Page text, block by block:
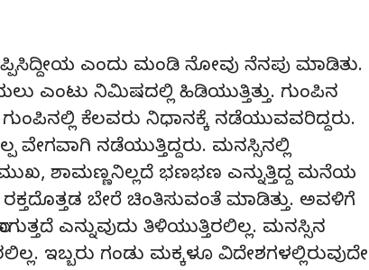
ಎಂದು ಮಂಡಿ ನೋವು ನೆನಪು ಮಾಡಿತು.
ಎಂಟು ನಿಮಿಷದಲ್ಲಿ ಹಿಡಿಯುತ್ತಿತ್ತು. ಗುಂಪಿನ
ಕೆಲವರು ನಿಧಾನಕ್ಕೆ ನಡೆಯುವವರಿದ್ದರು.
ವೇಗವಾಗಿ ನಡೆಯುತ್ತಿದ್ದರು. ಮನಸ್ಸಿನಲ್ಲಿ
ಶಾಮಣ್ಣನಿಲ್ಲದೆ ಭಣಭಣ ಎನ್ನುತ್ತಿದ್ದ ಮನೆಯ
ಬೇರೆ ಚಿಂತಿಸುವಂತೆ ಮಾಡಿತ್ತು. ಅವಳಿಗೆ
ಎನ್ನುವುದು ತಿಳಿಯುತ್ತಿರಲಿಲ್ಲ. ಮನಸ್ಸಿನ
ಇಬ್ಬರು ಗಂಡು ಮಕ್ಕಳೂ ವಿದೇಶಗಳಲ್ಲಿರುವುದೇ